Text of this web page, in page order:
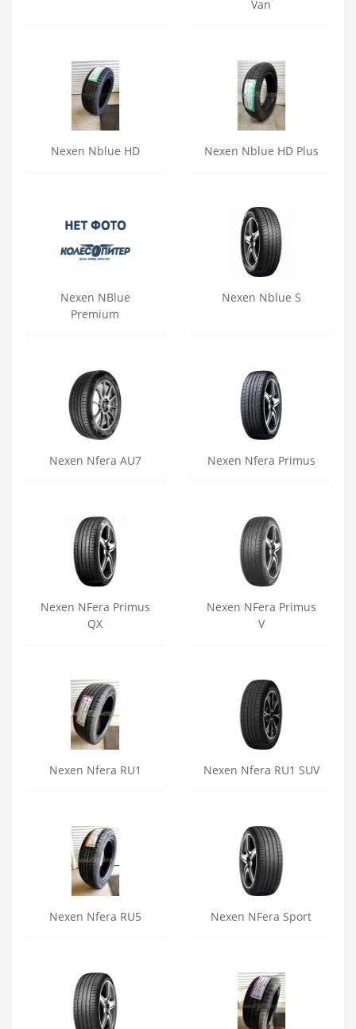
Van
Nexen Nblue HD Nexen Nblue HD Plus
Nexen NBlue
Premium
Nexen Nblue S
Nexen Nfera AU7 Nexen Nfera Primus
Nexen NFera Primus
QX
Nexen NFera Primus
V
Nexen Nfera RU1 Nexen Nfera RU1 SUV
Nexen Nfera RU5 Nexen NFera Sport